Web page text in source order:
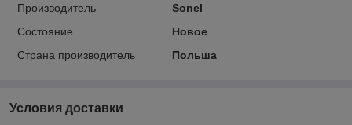
Производитель
Sonel
Состояние
Новое
Страна производитель
Польша
Условия доставки